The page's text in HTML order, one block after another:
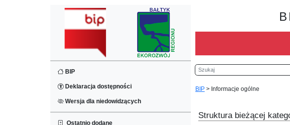
BIP
Deklaracja dostępności
Wersja dla niedowidzących
Ostatnio dodane
Szukaj
BIP > Informacje ogólne
Struktura bieżącej